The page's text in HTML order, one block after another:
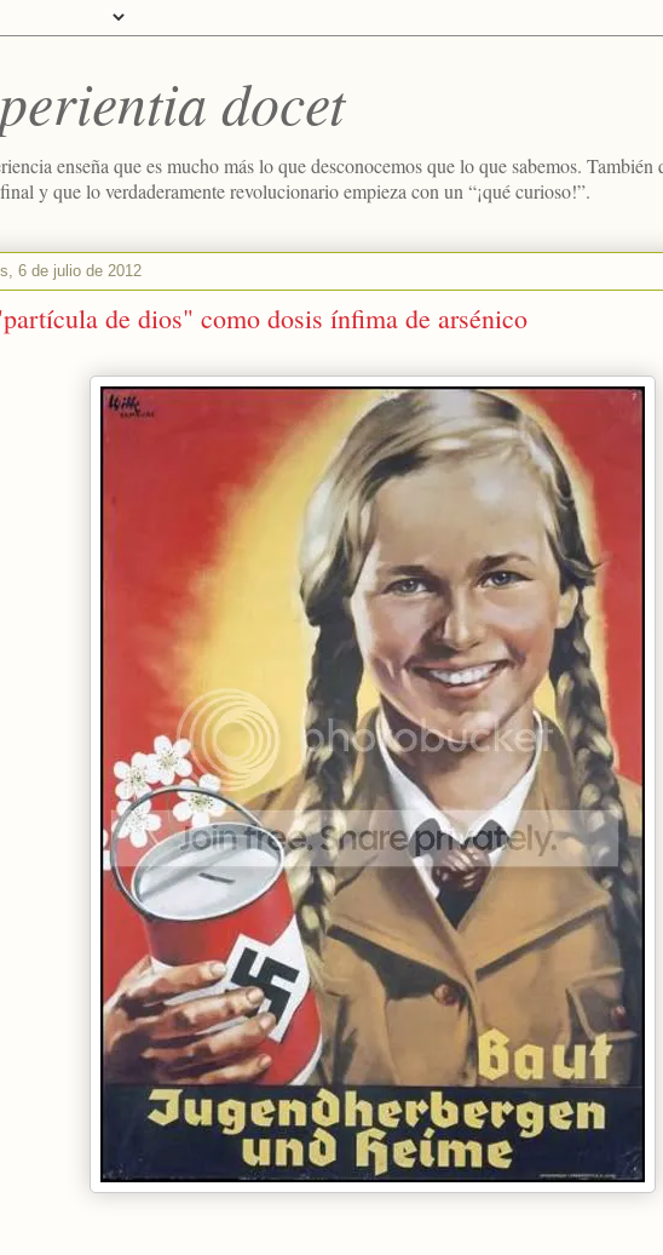
docet
enseña que es mucho más lo que desconocemos que lo que sabemos.
y que lo verdaderamente revolucionario empieza con un “¡qué curioso!”.
6 de julio de 2012
de dios" como dosis ínfima de arsénico